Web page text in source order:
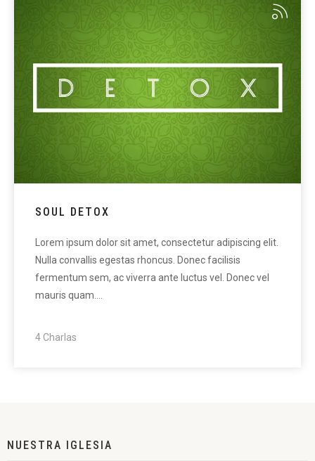
SOUL DETOX
Lorem ipsum dolor sit amet, consectetur adipiscing elit.
Nulla convallis egestas rhoncus. Donec facilisis
fermentum sem, ac viverra ante luctus vel. Donec vel
mauris quam.…
4 Charlas
NUESTRA IGLESIA